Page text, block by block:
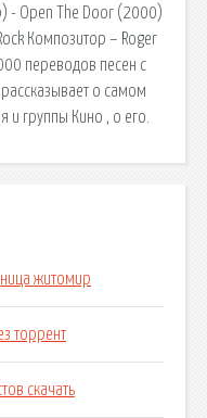
- Open The Door (2000)
Композитор – Roger
переводов песен с
о самом
и группы Кино , о его.
житомир
торрент
скачать